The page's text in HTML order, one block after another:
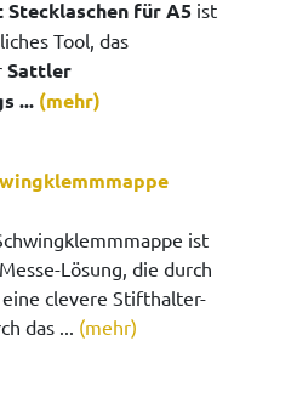
Stecklaschen für A5ist
Tool, das
Sattler
... (mehr)
ist
Lösung, die durch
clevere Stifthalter-
das ... (mehr)